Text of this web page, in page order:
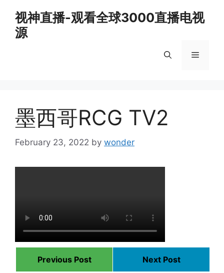
content
视神直播-观看全球3000直播电视
源
Menu
墨西哥RCG TV2
February 23, 2022 by wonder
Previous Post
Next Post